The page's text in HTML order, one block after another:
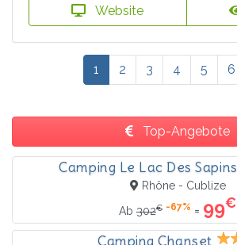
Website
1 2 3 4 5 6
Top-Angebote
Camping Le Lac Des Sapins
Rhône - Cublize
Ab 302€ -67% = 99€
Camping Chanset